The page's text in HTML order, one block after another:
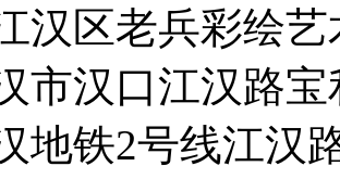
汉区老兵彩绘
市汉口江汉路
地铁2号线江汉